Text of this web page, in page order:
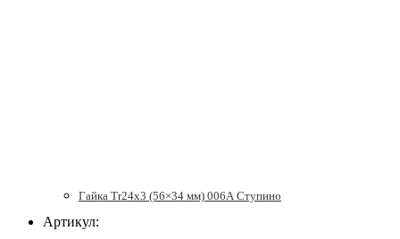
Гайка Tr24x3 (56×34 мм) 006А Ступино
Артикул: